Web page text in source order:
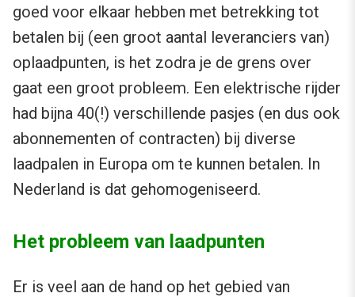
goed voor elkaar hebben met betrekking tot
betalen bij (een groot aantal leveranciers van)
oplaadpunten, is het zodra je de grens over
gaat een groot probleem. Een elektrische rijder
had bijna 40(!) verschillende pasjes (en dus ook
abonnementen of contracten) bij diverse
laadpalen in Europa om te kunnen betalen. In
Nederland is dat gehomogeniseerd.
Het probleem van laadpunten
Er is veel aan de hand op het gebied van